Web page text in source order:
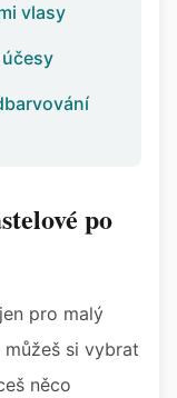
vlasy
po
pro malý
si vybrat
něco